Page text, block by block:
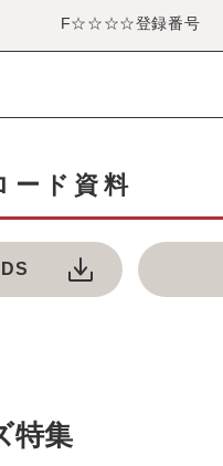
F☆☆☆☆登録番号
ード資料
特集